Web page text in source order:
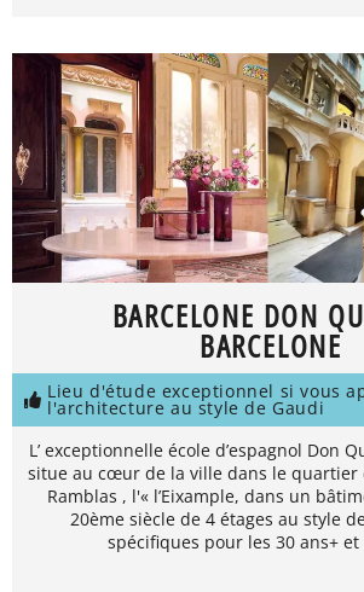
BARCELONE DON
BARCELONE
Lieu d'étude exceptionnel si vous
l'architecture au style de Gaudi
L’ exceptionnelle école d’espagnol Don
situe au cœur de la ville dans le quartier
Ramblas , l'« l’Eixample, dans un
20ème siècle de 4 étages au style
spécifiques pour les 30 ans+ et